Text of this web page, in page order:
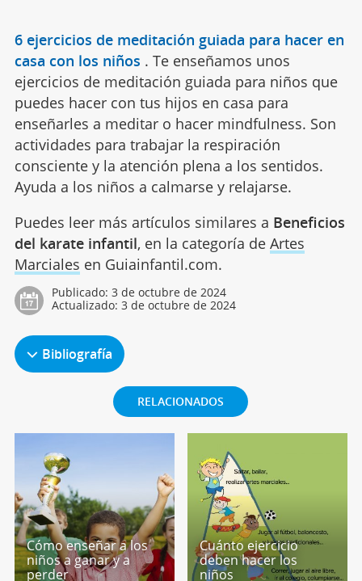
6 ejercicios de meditación guiada para hacer en
casa con los niños . Te enseñamos unos
ejercicios de meditación guiada para niños que
puedes hacer con tus hijos en casa para
enseñarles a meditar o hacer mindfulness. Son
actividades para trabajar la respiración
consciente y la atención plena a los sentidos.
Ayuda a los niños a calmarse y relajarse.
Puedes leer más artículos similares a Beneficios
del karate infantil, en la categoría de Artes
Marciales en Guiainfantil.com.
Publicado: 3 de octubre de 2024
Actualizado: 3 de octubre de 2024
Bibliografía
RELACIONADOS
Cómo enseñar a los
niños a ganar y a
perder
Cuánto ejercicio
deben hacer los
niños